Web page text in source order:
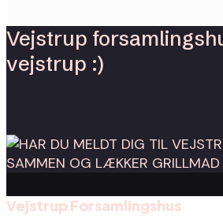
Vejstrup
vejstrup :)
Vejstrup Forsamlingshus